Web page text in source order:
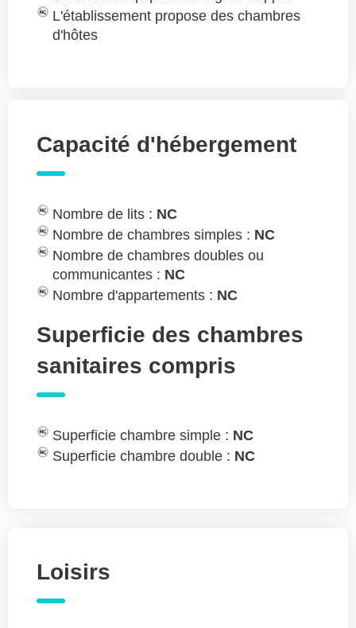
L'établissement propose des chambres
d'hôtes
Capacité d'hébergement
Nombre de lits : NC
Nombre de chambres simples : NC
Nombre de chambres doubles ou
communicantes : NC
Nombre d'appartements : NC
Superficie des chambres
sanitaires compris
Superficie chambre simple : NC
Superficie chambre double : NC
Loisirs